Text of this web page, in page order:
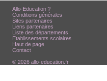
Allo-Education ?
Conditions générales
Sites partenaires
Liens partenaires
Liste des départements
Etablissements scolaires
Haut de page
Contact
© 2026 allo-education.fr